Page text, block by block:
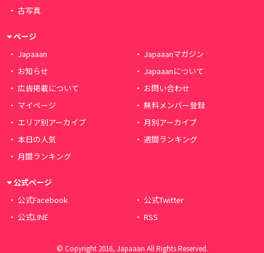
古写真
ページ
Japaaan
Japaaanマガジン
お知らせ
Japaaanについて
広告掲載について
お問い合わせ
マイページ
無料メンバー登録
エリア別アーカイブ
月別アーカイブ
本日の人気
週間ランキング
月間ランキング
公式ページ
公式Facebook
公式Twitter
公式LINE
RSS
© Copyright 2016, Japaaan All Rights Reserved.